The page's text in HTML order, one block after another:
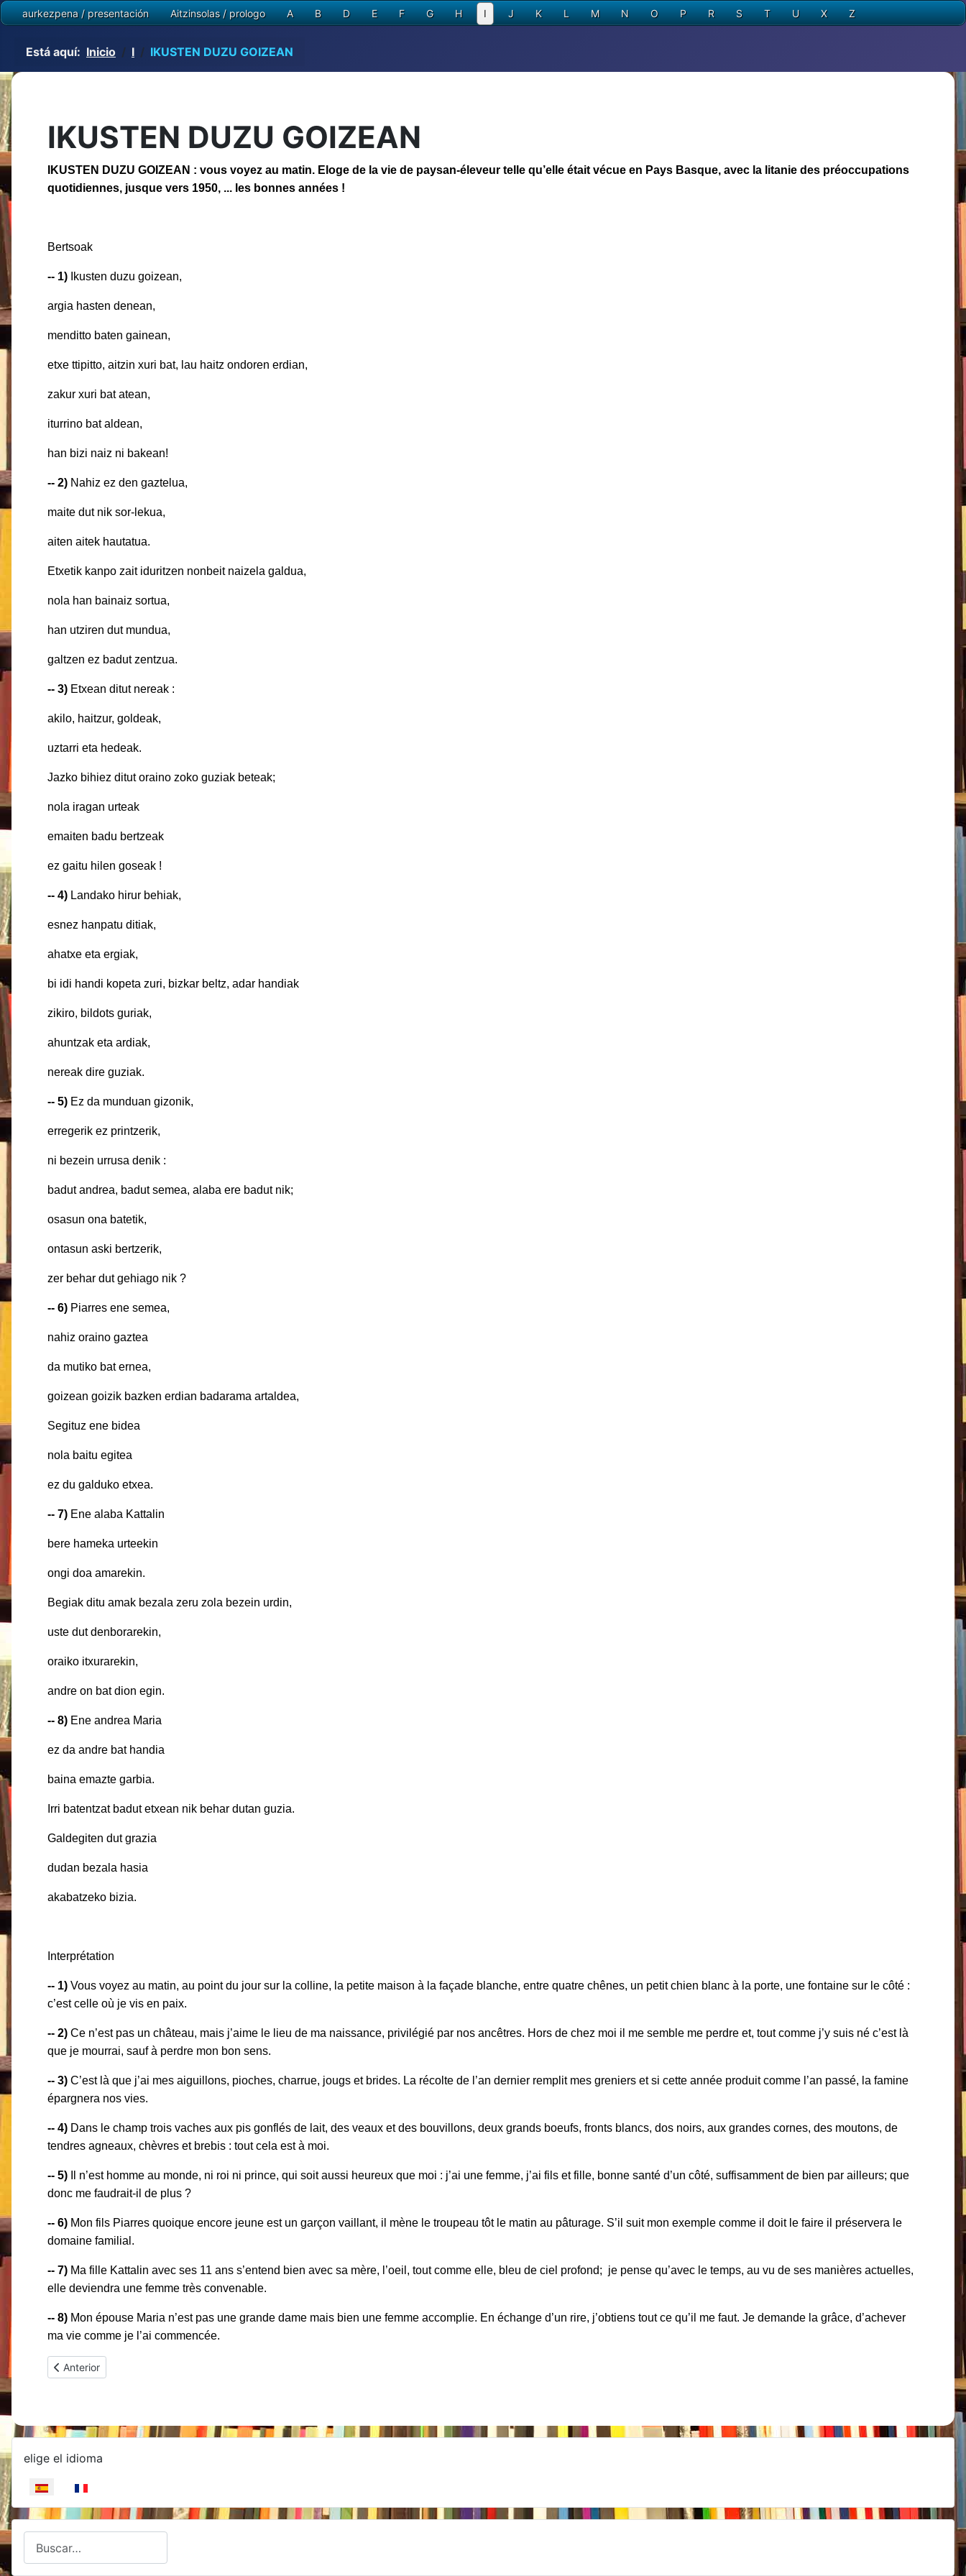
aurkezpena / presentación Aitzinsolas / prologo A B D E F G H I J K L M N O P R S T U X Z
Está aquí: Inicio I IKUSTEN DUZU GOIZEAN
Seleccione su idioma
elige el idioma
Type 2 or more characters for results.
IKUSTEN DUZU GOIZEAN
IKUSTEN DUZU GOIZEAN : vous voyez au matin. Eloge de la vie de paysan-éleveur telle qu’elle était vécue en Pays Basque, avec la litanie des préoccupations
quotidiennes, jusque vers 1950, ... les bonnes années !
Bertsoak
-- 1) Ikusten duzu goizean,
argia hasten denean,
menditto baten gainean,
etxe ttipitto, aitzin xuri bat, lau haitz ondoren erdian,
zakur xuri bat atean,
iturrino bat aldean,
han bizi naiz ni bakean!
-- 2) Nahiz ez den gaztelua,
maite dut nik sor-lekua,
aiten aitek hautatua.
Etxetik kanpo zait iduritzen nonbeit naizela galdua,
nola han bainaiz sortua,
han utziren dut mundua,
galtzen ez badut zentzua.
-- 3) Etxean ditut nereak :
akilo, haitzur, goldeak,
uztarri eta hedeak.
Jazko bihiez ditut oraino zoko guziak beteak;
nola iragan urteak
emaiten badu bertzeak
ez gaitu hilen goseak !
-- 4) Landako hirur behiak,
esnez hanpatu ditiak,
ahatxe eta ergiak,
bi idi handi kopeta zuri, bizkar beltz, adar handiak
zikiro, bildots guriak,
ahuntzak eta ardiak,
nereak dire guziak.
-- 5) Ez da munduan gizonik,
erregerik ez printzerik,
ni bezein urrusa denik :
badut andrea, badut semea, alaba ere badut nik;
osasun ona batetik,
ontasun aski bertzerik,
zer behar dut gehiago nik ?
-- 6) Piarres ene semea,
nahiz oraino gaztea
da mutiko bat ernea,
goizean goizik bazken erdian badarama artaldea,
Segituz ene bidea
nola baitu egitea
ez du galduko etxea.
-- 7) Ene alaba Kattalin
bere hameka urteekin
ongi doa amarekin.
Begiak ditu amak bezala zeru zola bezein urdin,
uste dut denborarekin,
oraiko itxurarekin,
andre on bat dion egin.
-- 8) Ene andrea Maria
ez da andre bat handia
baina emazte garbia.
Irri batentzat badut etxean nik behar dutan guzia.
Galdegiten dut grazia
dudan bezala hasia
akabatzeko bizia.
Interprétation
-- 1) Vous voyez au matin, au point du jour sur la colline, la petite maison à la façade blanche, entre quatre chênes, un petit chien blanc à la porte, une fontaine sur le côté :
c’est celle où je vis en paix.
-- 2) Ce n’est pas un château, mais j’aime le lieu de ma naissance, privilégié par nos ancêtres. Hors de chez moi il me semble me perdre et, tout comme j’y suis né c’est là
que je mourrai, sauf à perdre mon bon sens.
-- 3) C’est là que j’ai mes aiguillons, pioches, charrue, jougs et brides. La récolte de l’an dernier remplit mes greniers et si cette année produit comme l’an passé, la famine
épargnera nos vies.
-- 4) Dans le champ trois vaches aux pis gonflés de lait, des veaux et des bouvillons, deux grands boeufs, fronts blancs, dos noirs, aux grandes cornes, des moutons, de
tendres agneaux, chèvres et brebis : tout cela est à moi.
-- 5) Il n’est homme au monde, ni roi ni prince, qui soit aussi heureux que moi : j’ai une femme, j’ai fils et fille, bonne santé d’un côté, suffisamment de bien par ailleurs; que
donc me faudrait-il de plus ?
-- 6) Mon fils Piarres quoique encore jeune est un garçon vaillant, il mène le troupeau tôt le matin au pâturage. S’il suit mon exemple comme il doit le faire il préservera le
domaine familial.
-- 7) Ma fille Kattalin avec ses 11 ans s’entend bien avec sa mère, l’oeil, tout comme elle, bleu de ciel profond; je pense qu’avec le temps, au vu de ses manières actuelles,
elle deviendra une femme très convenable.
-- 8) Mon épouse Maria n’est pas une grande dame mais bien une femme accomplie. En échange d’un rire, j’obtiens tout ce qu’il me faut. Je demande la grâce, d’achever
ma vie comme je l’ai commencée.
Artículo anterior: ITSASOAN URAK HANDI
Anterior